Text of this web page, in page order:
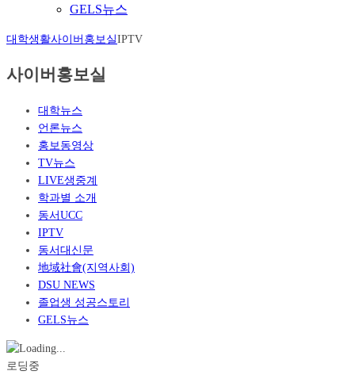
GELS뉴스
대학생활사이버홍보실IPTV
사이버홍보실
대학뉴스
언론뉴스
홍보동영상
TV뉴스
LIVE생중계
학과별 소개
동서UCC
IPTV
동서대신문
地域社會(지역사회)
DSU NEWS
졸업생 성공스토리
GELS뉴스
로딩중